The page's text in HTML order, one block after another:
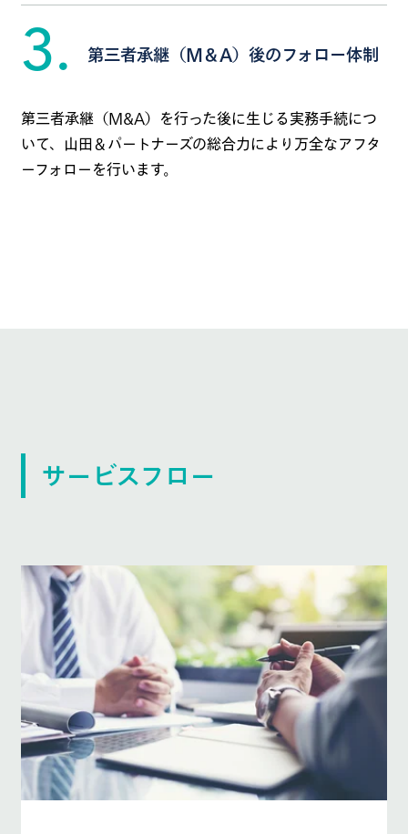
3. 第三者承継（M＆A）後のフォロー体制
第三者承継（M&A）を行った後に生じる実務手続につ
いて、山田＆パートナーズの総合力により万全なアフタ
ーフォローを行います。
サービスフロー